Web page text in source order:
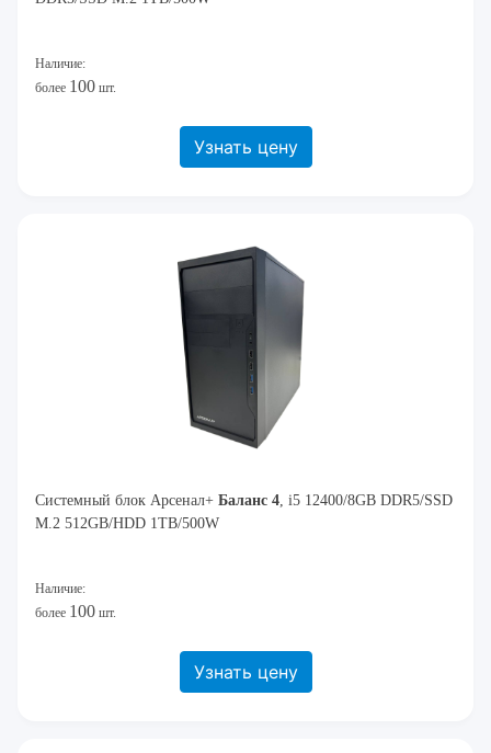
Наличие:
более 100 шт.
Узнать цену
Системный блок Арсенал+ Баланс 4, i5 12400/8GB DDR5/SSD
M.2 512GB/HDD 1TB/500W
Наличие:
более 100 шт.
Узнать цену